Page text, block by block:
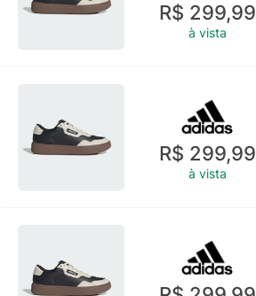
R$ 299,99
à vista
R$ 299,99
à vista